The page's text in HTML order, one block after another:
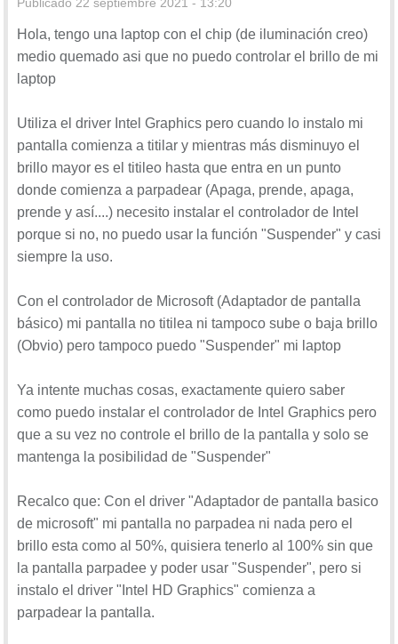
Hola, tengo una laptop con el chip (de iluminación creo)
medio quemado asi que no puedo controlar el brillo de mi
laptop
Utiliza el driver Intel Graphics pero cuando lo instalo mi
pantalla comienza a titilar y mientras más disminuyo el
brillo mayor es el titileo hasta que entra en un punto
donde comienza a parpadear (Apaga, prende, apaga,
prende y así....) necesito instalar el controlador de Intel
porque si no, no puedo usar la función "Suspender" y casi
siempre la uso.
Con el controlador de Microsoft (Adaptador de pantalla
básico) mi pantalla no titilea ni tampoco sube o baja brillo
(Obvio) pero tampoco puedo "Suspender" mi laptop
Ya intente muchas cosas, exactamente quiero saber
como puedo instalar el controlador de Intel Graphics pero
que a su vez no controle el brillo de la pantalla y solo se
mantenga la posibilidad de "Suspender"
Recalco que: Con el driver "Adaptador de pantalla basico
de microsoft" mi pantalla no parpadea ni nada pero el
brillo esta como al 50%, quisiera tenerlo al 100% sin que
la pantalla parpadee y poder usar "Suspender", pero si
instalo el driver "Intel HD Graphics" comienza a
parpadear la pantalla.